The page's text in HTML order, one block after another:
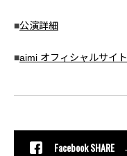
■公演詳細
■aimi オフィシャルサイト
Facebook SHARE